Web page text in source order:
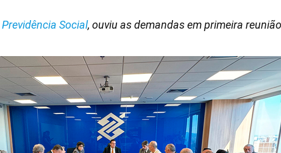
Previdência Social, ouviu as demandas em primeira